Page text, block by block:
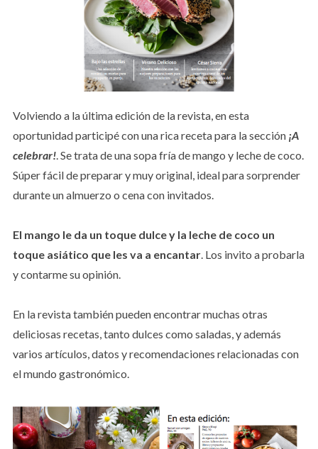
Volviendo a la última edición de la revista, en esta
oportunidad participé con una rica receta para la sección ¡A
celebrar!. Se trata de una sopa fría de mango y leche de coco.
Súper fácil de preparar y muy original, ideal para sorprender
durante un almuerzo o cena con invitados.
El mango le da un toque dulce y la leche de coco un
toque asiático que les va a encantar. Los invito a probarla
y contarme su opinión.
En la revista también pueden encontrar muchas otras
deliciosas recetas, tanto dulces como saladas, y además
varios artículos, datos y recomendaciones relacionadas con
el mundo gastronómico.